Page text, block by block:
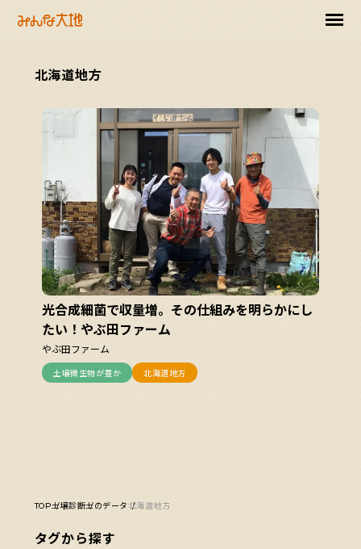
北海道地方
光合成細菌で収量増。その仕組みを明らかにし
たい！やぶ田ファーム
やぶ田ファーム
土壌微生物が豊か 北海道地方
TOP土壌診断土のデータ北海道地方
タグから探す